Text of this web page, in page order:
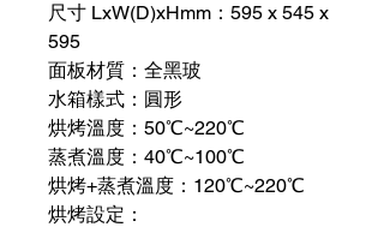
尺寸 LxW(D)xHmm：595 x 545 x
595
面板材質：全黑玻
水箱樣式：圓形
烘烤溫度：50℃~220℃
蒸煮溫度：40℃~100℃
烘烤+蒸煮溫度：120℃~220℃
烘烤設定：